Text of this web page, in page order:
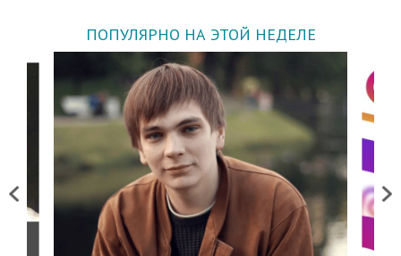
ПОПУЛЯРНО НА ЭТОЙ НЕДЕЛЕ
Previous Next